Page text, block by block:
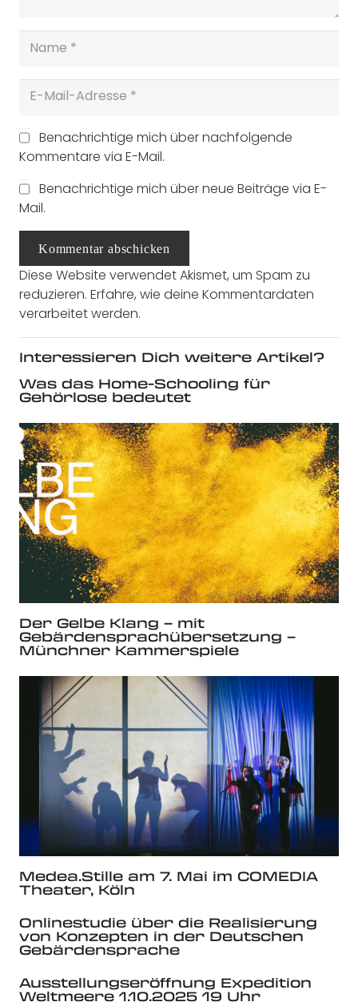
Benachrichtige mich über nachfolgende
Kommentare via E-Mail.
Benachrichtige mich über neue Beiträge via E-
Mail.
Kommentar abschicken
Diese Website verwendet Akismet, um Spam zu
reduzieren. Erfahre, wie deine Kommentardaten
verarbeitet werden.
Interessieren Dich weitere Artikel?
Was das Home-Schooling für
Gehörlose bedeutet
Der Gelbe Klang – mit
Gebärdensprachübersetzung –
Münchner Kammerspiele
Medea.Stille am 7. Mai im COMEDIA
Theater, Köln
Onlinestudie über die Realisierung
von Konzepten in der Deutschen
Gebärdensprache
Ausstellungseröffnung Expedition
Weltmeere 1.10.2025 19 Uhr